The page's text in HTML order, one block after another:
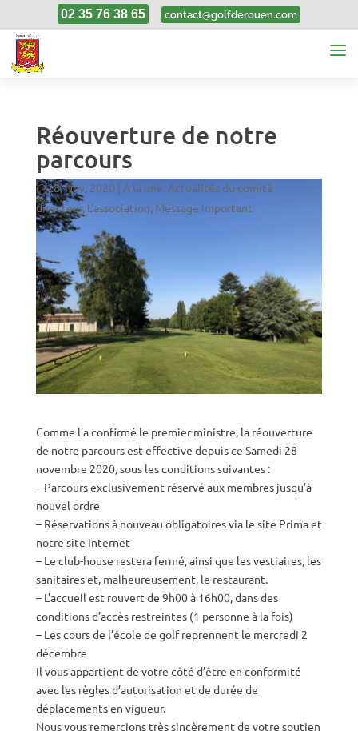
02 35 76 38 65 contact@golfderouen.com
Réouverture de notre
parcours
28, Nov, 2020 | A la une,Actualités du comité
directeur, L'association, Message important
Comme l’a confirmé le premier ministre, la réouverture
de notre parcours est effective depuis ce Samedi 28
novembre 2020, sous les conditions suivantes :
– Parcours exclusivement réservé aux membres jusqu’à
nouvel ordre
– Réservations à nouveau obligatoires via le site Prima et
notre site Internet
– Le club-house restera fermé, ainsi que les vestiaires, les
sanitaires et, malheureusement, le restaurant.
– L’accueil est rouvert de 9h00 à 16h00, dans des
conditions d’accès restreintes (1 personne à la fois)
– Les cours de l’école de golf reprennent le mercredi 2
décembre
Il vous appartient de votre côté d’être en conformité
avec les règles d’autorisation et de durée de
déplacements en vigueur.
Nous vous remercions très sincèrement de votre soutien